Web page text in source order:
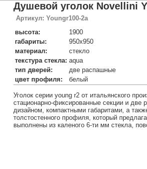
Душевой уголок Novellini
Артикул: Youngr100-2a
высота:
1900
габариты:
950x950
материал:
стекло
текстура стекла: aqua
тип дверей:
две распашные
цвет профиля:
белый
Уголок серии young r2 от итальянского
стационарно-фиксированные секции и
дизайном, компактными габаритами, а
толстостенного профиля, который
выполнены из каленого 6-ти мм стекла,